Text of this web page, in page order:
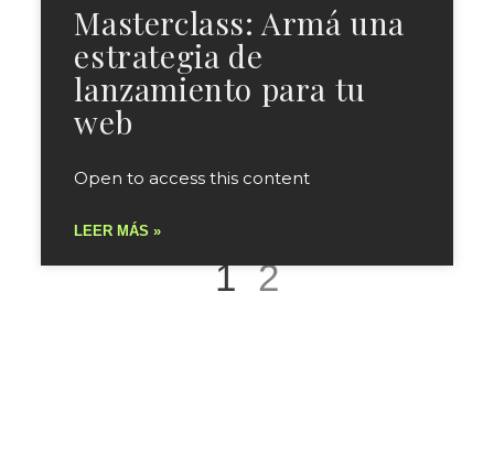
Masterclass: Armá una
estrategia de
lanzamiento para tu
web
Open to access this content
LEER MÁS »
1 2